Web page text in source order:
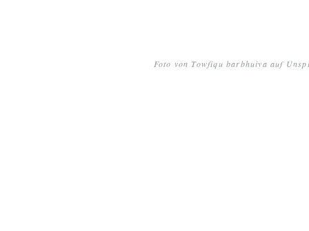
Foto von Towfiqu barbhuiya auf